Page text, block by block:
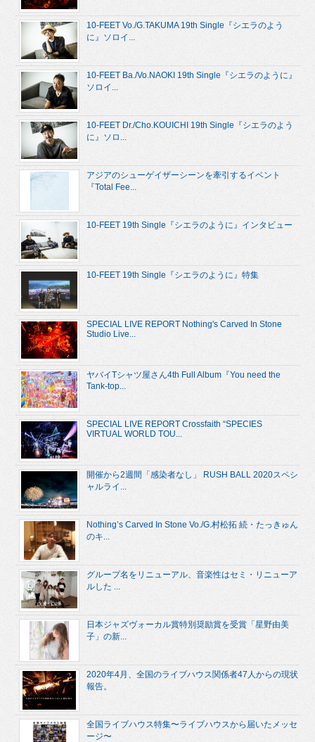
10-FEET Vo./G.TAKUMA 19th Single『シエラのよう
に』ソロイ...
10-FEET Ba./Vo.NAOKI 19th Single『シエラのように』
ソロイ...
10-FEET Dr./Cho.KOUICHI 19th Single『シエラのよう
に』ソロ...
アジアのシューゲイザーシーンを牽引するイベント
『Total Fee...
10-FEET 19th Single『シエラのように』インタビュー
10-FEET 19th Single『シエラのように』特集
SPECIAL LIVE REPORT Nothing's Carved In Stone
Studio Live...
ヤバイTシャツ屋さん4th Full Album『You need the
Tank-top...
SPECIAL LIVE REPORT Crossfaith “SPECIES
VIRTUAL WORLD TOU...
開催から2週間「感染者なし」 RUSH BALL 2020スペシ
ャルライ...
Nothing’s Carved In Stone Vo./G.村松拓 続・たっきゅん
のキ...
グループ名をリニューアル、音楽性はセミ・リニューア
ルした ...
日本ジャズヴォーカル賞特別奨励賞を受賞「星野由美
子」の新...
2020年4月、全国のライブハウス関係者47人からの現状
報告。
全国ライブハウス特集〜ライブハウスから届いたメッセ
ージ〜